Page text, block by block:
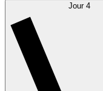
Jour 4